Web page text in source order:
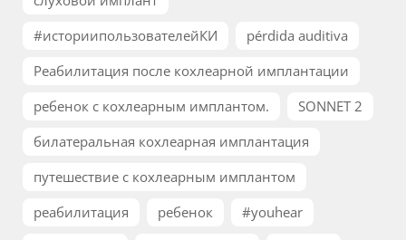
#историипользователейКИ
pérdida auditiva
Реабилитация после кохлеарной имплантации
ребенок с кохлеарным имплантом.
SONNET 2
билатеральная кохлеарная имплантация
путешествие с кохлеарным имплантом
реабилитация
ребенок
#youhear